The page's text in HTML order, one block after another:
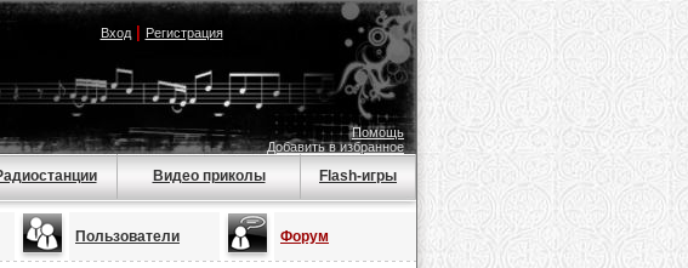
Вход| Регистрация
Помощь
Добавить в избранное
Видео приколы Flash-игры
Пользователи Форум